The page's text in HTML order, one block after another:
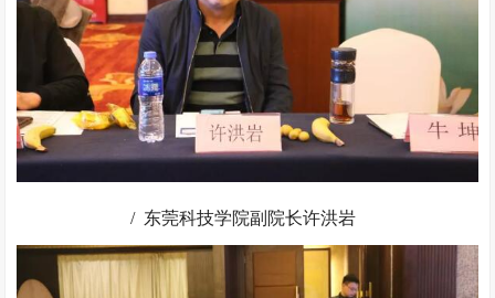
/ 东莞科技学院副院长许洪岩